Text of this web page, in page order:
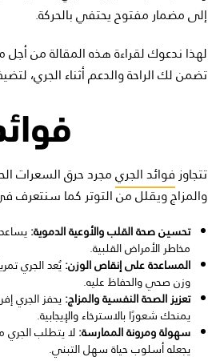
إلى مضمار مفتوح يحتفي بالحركة.
لهذا ندعوك لقراءة هذه المقالة من أجل
تضمن لك الراحة والدعم أثناء الجري،
تتجاوزفوائد الجريمجرد حرق السعرات
والمزاج ويقلل من التوتر كما سنتعرف في
تحسين صحة القلب والأوعية الدموية:
مخاطر الأمراض القلبية.
المساعدة على إنقاص الوزن:يُعد الجري
وزن صحي والحفاظ عليه.
تعزيز الصحة النفسية والمزاج:يحفز الجري
يمنحك شعورًا بالاسترخاء والإيجابية.
سهولة ومرونة الممارسة:لا يتطلب
يجعله أسلوب حياة سهل التبني.